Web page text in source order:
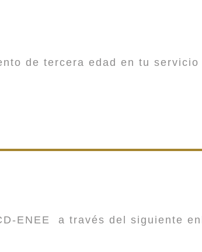
de tercera edad en tu
ENEE a través del siguiente